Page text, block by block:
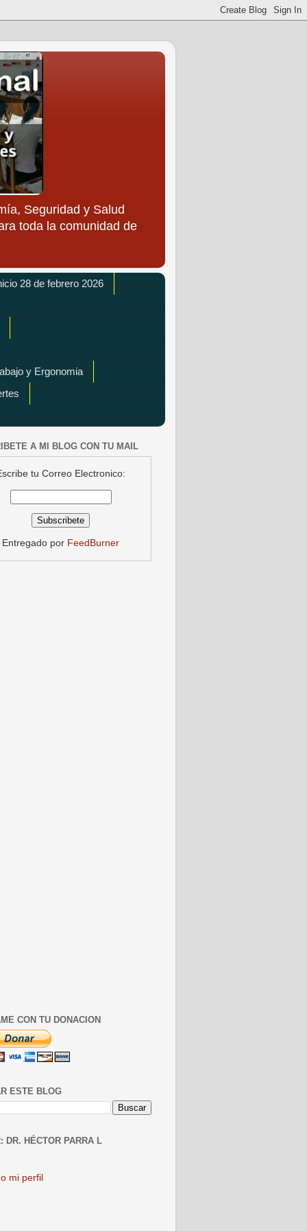
Seguridad y Salud
toda la comunidad de
28 de febrero 2026
y Ergonomia
A MI BLOG CON TU MAIL
tu Correo Electronico:
Entregado por FeedBurner
CON TU DONACION
ESTE BLOG
DR. HÉCTOR PARRA L
mi perfil